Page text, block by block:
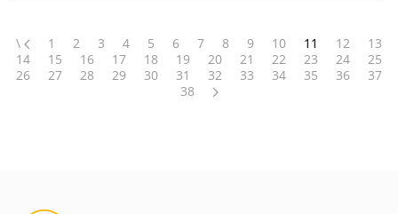
\ 1 2 3 4 5 6 7 8 9 10 11 12
13
14
15 16 17 18 19 20 21 22 23 24
25
26
27 28 29 30 31 32 33 34 35 36
37
38